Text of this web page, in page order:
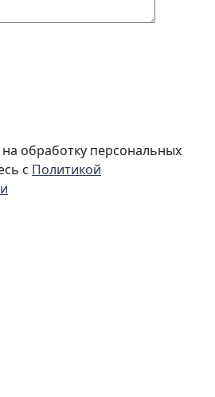
на обработку персональных
с Политикой